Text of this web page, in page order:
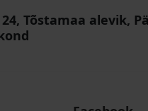
Tõstamaa alevik,